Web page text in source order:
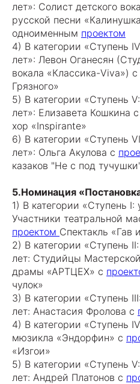
лет»: Солист детского
русской песни
одноименным проектом
4) В категории «Ступень
лет»: Левон Оганесян
вокала «Классика-Viva») с
Грязного»
5) В категории «Ступень
лет»: Елизавета Кошкина с
хор «Inspirante»
6) В категории «Ступень
лет»: Ольга Акулова с
казаков "Не с под
5.Номинация
1) В категории «Ступень I:
Участники театральной
проектом Спектакль «Гав
2) В категории «Ступень
лет: Студийцы
драмы «АРТЦЕХ» с
чулок»
3) В категории «Ступень
лет: Анастасия Фролова с
4) В категории «Ступень
мюзикла «Эндорфин» с
«Изгои»
5) В категории «Ступень
лет: Андрей Платонов с